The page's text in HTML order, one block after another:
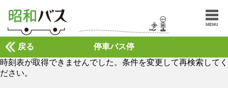
停車バス停
戻る
時刻表が取得できませんでした。条件を変更して再検索してく
ださい。